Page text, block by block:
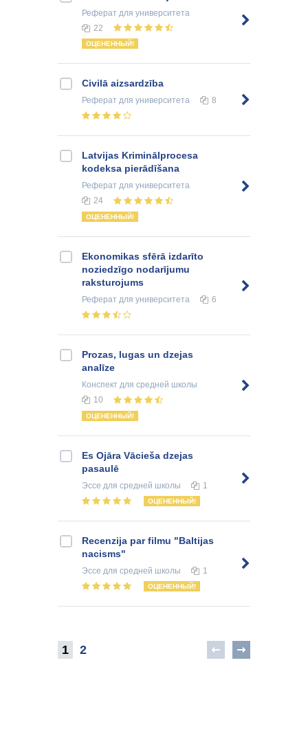
Реферат для университета
22
ОЦЕНЕННЫЙ!
Civilā aizsardzība
Реферат для университета 8
Latvijas Kriminālprocesa
kodeksa pierādīšana
Реферат для университета
24
ОЦЕНЕННЫЙ!
Ekonomikas sfērā izdarīto
noziedzīgo nodarījumu
raksturojums
Реферат для университета 6
Prozas, lugas un dzejas
analīze
Конспект для средней школы
10
ОЦЕНЕННЫЙ!
Es Ojāra Vācieša dzejas
pasaulē
Эссе для средней школы 1
ОЦЕНЕННЫЙ!
Recenzija par filmu "Baltijas
nacisms"
Эссе для средней школы 1
ОЦЕНЕННЫЙ!
1 2